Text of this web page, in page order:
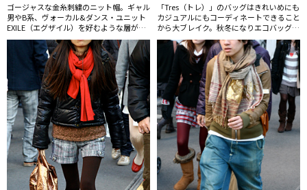
ゴージャスな金糸刺繍のニット帽。ギャル
男やB系、ヴォーカル&ダンス・ユニット
EXILE（エグザイル）を好むような層が取
り入れていた。
「Tres（トレ）」のバッグはきれいめにも
カジュアルにもコーディネートできること
から大ブレイク。秋冬になりエコバッグは
減少気味。